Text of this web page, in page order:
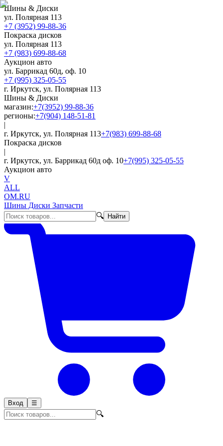
Шины & Диски
ул. Полярная 113
+7 (3952) 99-88-36
Покраска дисков
ул. Полярная 113
+7 (983) 699-88-68
Аукцион авто
ул. Баррикад 60д, оф. 10
+7 (995) 325-05-55
г. Иркутск, ул. Полярная 113
Шины & Диски
магазин:+7(3952) 99-88-36
регионы:+7(904) 148-51-81
|
г. Иркутск, ул. Полярная 113+7(983) 699-88-68
Покраска дисков
|
г. Иркутск, ул. Баррикад 60д оф. 10+7(995) 325-05-55
Аукцион авто
V
ALL
OM.RU
Шины Диски Запчасти
🔍
Найти
Вход ☰
🔍